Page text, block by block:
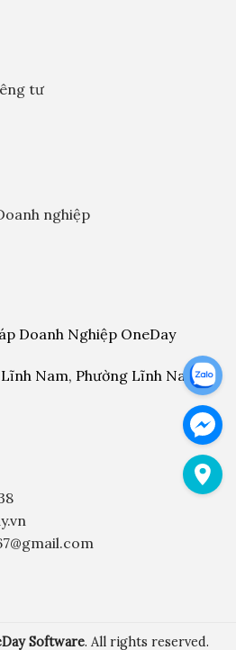
tư
nghiệp
Doanh Nghiệp OneDay
Nam, Phường Lĩnh Nam,
Software. All rights reserved.